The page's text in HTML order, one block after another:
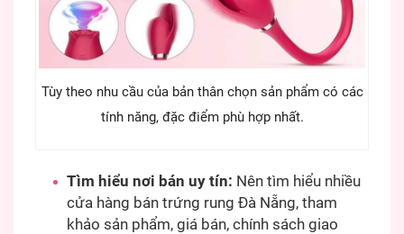
Tùy theo nhu cầu của bản thân chọn sản phẩm có các
tính năng, đặc điểm phù hợp nhất.
Tìm hiểu nơi bán uy tín: Nên tìm hiểu nhiều
cửa hàng bán trứng rung Đà Nẵng, tham
khảo sản phẩm, giá bán, chính sách giao